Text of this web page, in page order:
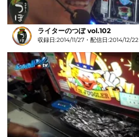
ライターのつぼ vol.102
収録日:2014/11/27・配信日:2014/12/22